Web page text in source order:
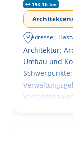
193.16 km
Adresse:
Architektur:
Umbau und